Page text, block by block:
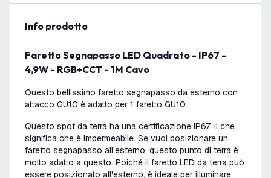
info prodotto
Faretto Segnapasso LED Quadrato - IP67 -
4,9W - RGB+CCT - 1M Cavo
Questo bellissimo faretto segnapasso da esterno con
attacco GU10 è adatto per 1 faretto GU10.
Questo spot da terra ha una certificazione IP67, il che
significa che è impermeabile. Se vuoi posizionare un
faretto segnapasso all'esterno, questo punto di terra è
molto adatto a questo. Poiché il faretto LED da terra può
essere posizionato all'esterno, è ideale per illuminare